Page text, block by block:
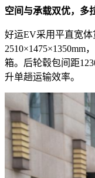
空间与承载双优，多
好运EV采用平直宽体
2510×1475×1350mm
箱。后轮毂包间距
升单趟运输效率。